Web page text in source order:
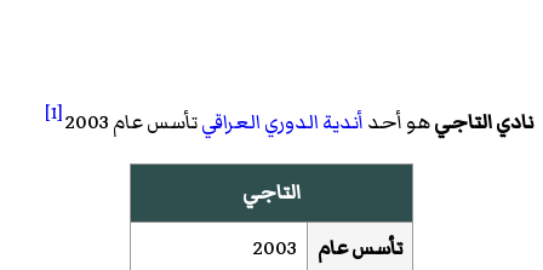
نادي التاجيهو أحدأنديةالدوريالعراقيتأسس عام 2003 [1]
التاجي
تأسس عام
2003